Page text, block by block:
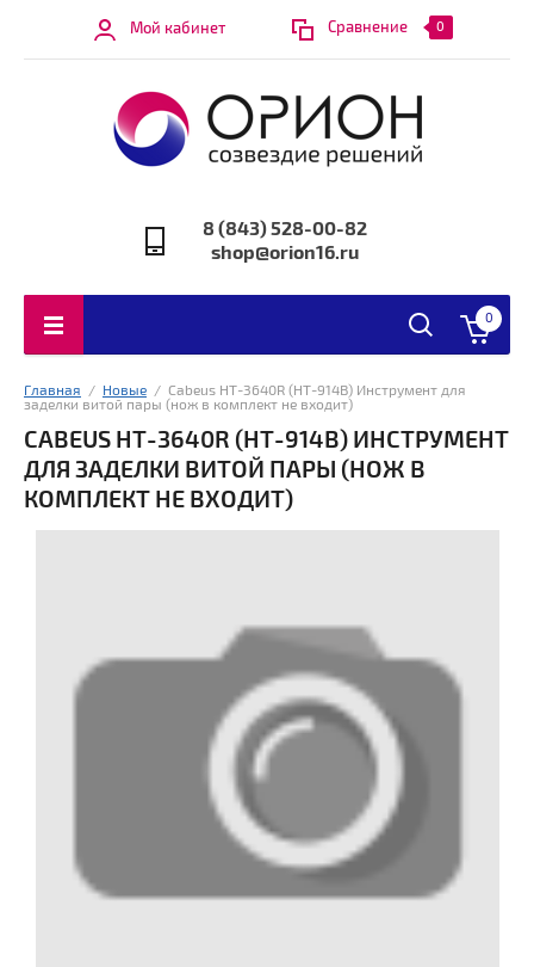
Мой кабинет Сравнение 0
8 (843) 528-00-82
shop@orion16.ru
0
Главная
  /
Новые
  /  Cabeus HT-3640R (HT-914B) Инструмент для
заделки витой пары (нож в комплект не входит)
CABEUS HT-3640R (HT-914B) ИНСТРУМЕНТ
ДЛЯ ЗАДЕЛКИ ВИТОЙ ПАРЫ (НОЖ В
КОМПЛЕКТ НЕ ВХОДИТ)